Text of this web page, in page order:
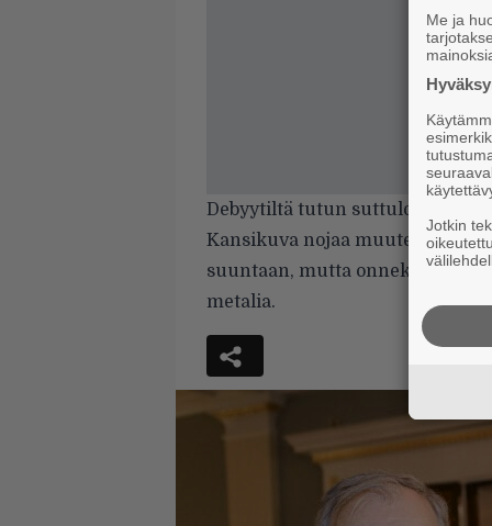
Debyytiltä tutun suttulogon
Kansikuva nojaa muutenkin
suuntaan, mutta onneksi sisältä
metalia.
Me ja
Jotkin